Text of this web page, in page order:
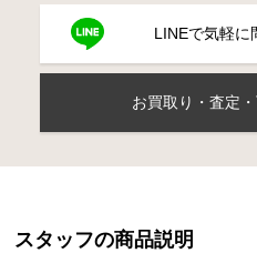
LINEで気軽に
お買取り・査定
スタッフの商品説明